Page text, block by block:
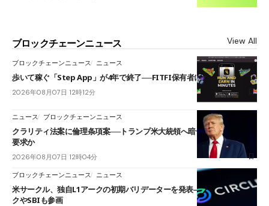
ブロックチェーンニュース View All
ブロックチェーンニュース ニュース
歩いて稼ぐ「Step App」が4年で終了──FITFI保有者に対応呼びかけ
2026年08月07日 12時12分
ニュース ブロックチェーンニュース
クラリティ法案に倫理条項案──トランプ米大統領へ暗号資産事業の売却
要求か
2026年08月07日 12時04分
ブロックチェーンニュース ニュース
米サークル、独自L1アークの初期バリデーターを発表――ブラックロッ
クやSBIも参画